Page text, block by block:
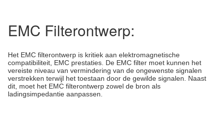
EMC Filterontwerp:
Het EMC filterontwerp is kritiek aan elektromagnetische
compatibiliteit, EMC prestaties. De EMC filter moet kunnen het
vereiste niveau van vermindering van de ongewenste signalen
verstrekken terwijl het toestaan door de gewilde signalen. Naast
dit, moet het EMC filterontwerp zowel de bron als
ladingsimpedantie aanpassen.